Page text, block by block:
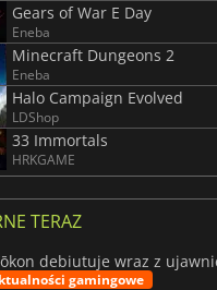
Gears of War E Day
Eneba
Minecraft Dungeons 2
Eneba
Halo Campaign Evolved
LDShop
33 Immortals
HRKGAME
TERAZ
gamingowe